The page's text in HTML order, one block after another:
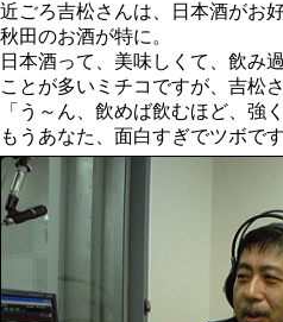
近ごろ吉松さんは、日本酒がお
秋田のお酒が特に。
日本酒って、美味しくて、飲み
ことが多いミチコですが、吉松さ
「う～ん、飲めば飲むほど、強
もうあなた、面白すぎでツボです